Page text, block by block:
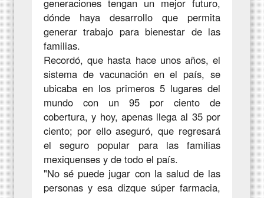
dónde haya desarrollo que permita
generar trabajo para bienestar de las
familias.
Recordó, que hasta hace unos años, el
sistema de vacunación en el país, se
ubicaba en los primeros 5 lugares del
mundo con un 95 por ciento de
cobertura, y hoy, apenas llega al 35 por
ciento; por ello aseguró, que regresará
el seguro popular para las familias
mexiquenses y de todo el país.
"No sé puede jugar con la salud de las
personas y esa dizque súper farmacia,